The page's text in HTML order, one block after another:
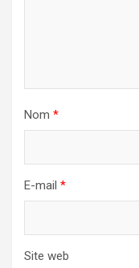
Nom *
E-mail *
Site web